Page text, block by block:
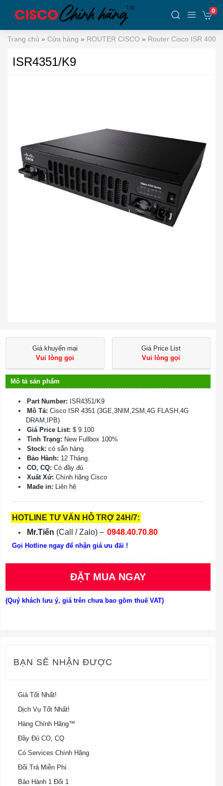
0
Trang chủ » Cửa hàng » ROUTER CISCO » Router Cisco ISR 4000
ISR4351/K9
Giá khuyến mại
Vui lòng gọi
Giá Price List
Vui lòng gọi
Mô tả sản phẩm
Part Number: ISR4351/K9
Mô Tả: Cisco ISR 4351 (3GE,3NIM,2SM,4G FLASH,4G
DRAM,IPB)
Giá Price List: $ 9.100
Tình Trạng: New Fullbox 100%
Stock: có sẵn hàng
Bảo Hành: 12 Tháng.
CO, CQ: Có đầy đủ
Xuất Xứ: Chính hãng Cisco
Made in: Liên hệ
HOTLINE TƯ VẤN HỖ TRỢ 24H/7:
Mr.Tiến (Call / Zalo) – 0948.40.70.80
Gọi Hotline ngay để nhận giá ưu đãi !
ĐẶT MUA NGAY
(Quý khách lưu ý, giá trên chưa bao gồm thuế VAT)
BẠN SẼ NHẬN ĐƯỢC
Giá Tốt Nhất!
Dịch Vụ Tốt Nhất!
Hàng Chính Hãng™
Đầy Đủ CO, CQ
Có Services Chính Hãng
Đổi Trả Miễn Phí
Bảo Hành 1 Đổi 1